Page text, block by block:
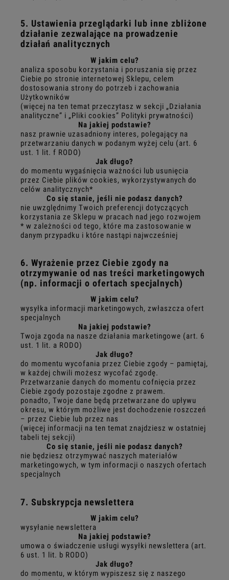
5. Ustawienia przeglądarki lub inne zbliżone
działanie zezwalające na prowadzenie
działań analitycznych
W jakim celu?
analiza sposobu korzystania i poruszania się przez
Ciebie po stronie internetowej Sklepu, celem
dostosowania strony do potrzeb i zachowania
Użytkowników
(więcej na ten temat przeczytasz w sekcji „Działania
analityczne” i „Pliki cookies” Polityki prywatności)
Na jakiej podstawie?
nasz prawnie uzasadniony interes, polegający na
przetwarzaniu danych w podanym wyżej celu (art. 6
ust. 1 lit. f RODO)
Jak długo?
do momentu wygaśnięcia ważności lub usunięcia
przez Ciebie plików cookies, wykorzystywanych do
celów analitycznych*
Co się stanie, jeśli nie podasz danych?
nie uwzględnimy Twoich preferencji dotyczących
korzystania ze Sklepu w pracach nad jego rozwojem
* w zależności od tego, które ma zastosowanie w
danym przypadku i które nastąpi najwcześniej
6. Wyrażenie przez Ciebie zgody na
otrzymywanie od nas treści marketingowych
(np. informacji o ofertach specjalnych)
W jakim celu?
wysyłka informacji marketingowych, zwłaszcza ofert
specjalnych
Na jakiej podstawie?
Twoja zgoda na nasze działania marketingowe (art. 6
ust. 1 lit. a RODO)
Jak długo?
do momentu wycofania przez Ciebie zgody – pamiętaj,
w każdej chwili możesz wycofać zgodę.
Przetwarzanie danych do momentu cofnięcia przez
Ciebie zgody pozostaje zgodne z prawem.
ponadto, Twoje dane będą przetwarzane do upływu
okresu, w którym możliwe jest dochodzenie roszczeń
– przez Ciebie lub przez nas
(więcej informacji na ten temat znajdziesz w ostatniej
tabeli tej sekcji)
Co się stanie, jeśli nie podasz danych?
nie będziesz otrzymywać naszych materiałów
marketingowych, w tym informacji o naszych ofertach
specjalnych
7. Subskrypcja newslettera
W jakim celu?
wysyłanie newslettera
Na jakiej podstawie?
umowa o świadczenie usługi wysyłki newslettera (art.
6 ust. 1 lit. b RODO)
Jak długo?
do momentu, w którym wypiszesz się z naszego